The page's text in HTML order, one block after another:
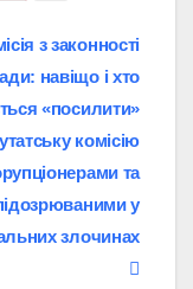
з законності
навіщо і хто
«посилити»
комісію
та
у
злочинах